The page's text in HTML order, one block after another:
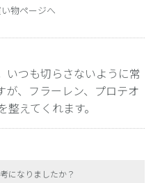
物ページへ
いつも切らさないように常
が、フラーレン、プロテオ
えてくれます。
になりましたか？